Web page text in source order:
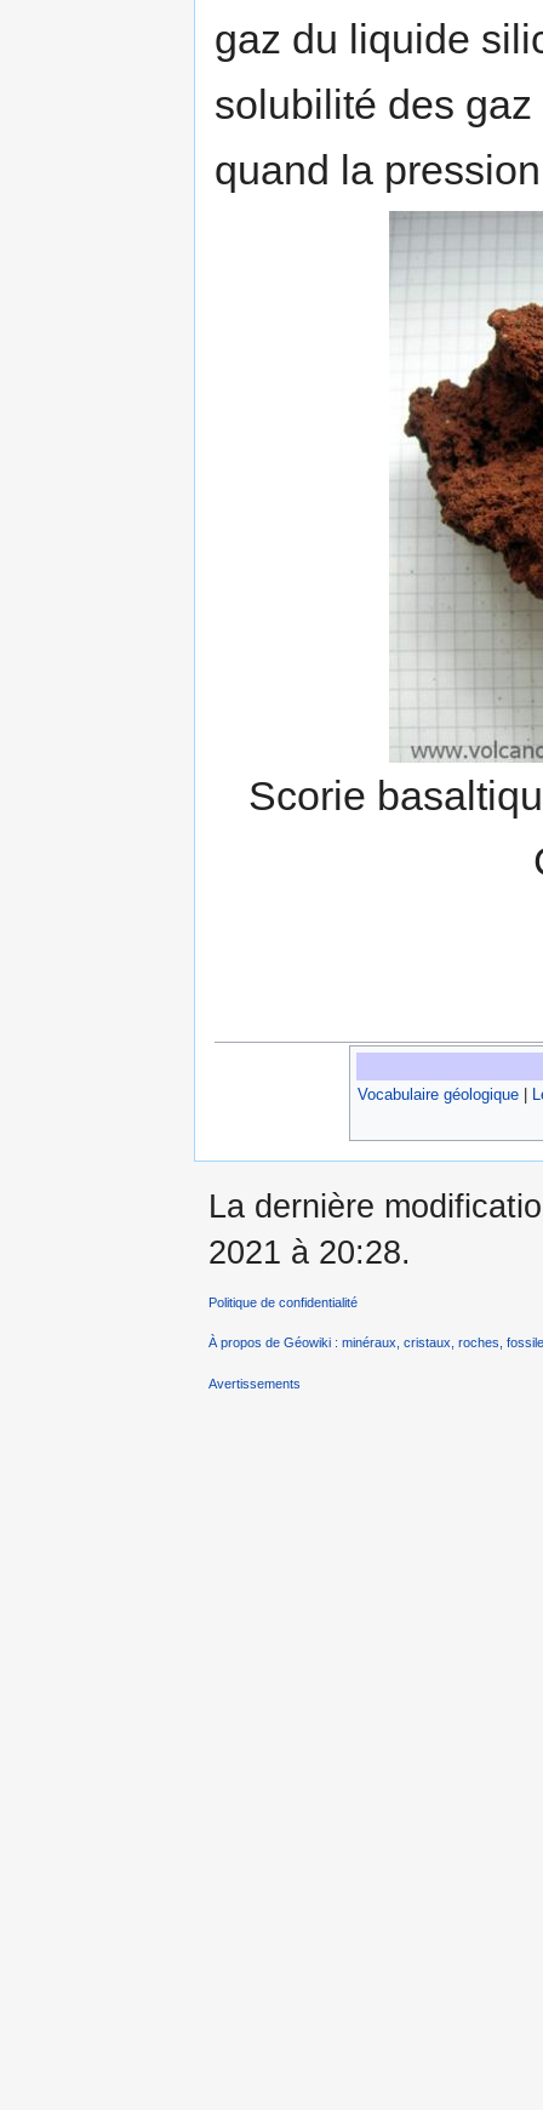
gaz du liquide
solubilité des
quand la
Scorie
Vocabulaire géologique|
La dernière
2021 à 20:28.
Politique de confidentialité
À propos de Géowiki : minéraux, cristaux, roches,
Avertissements